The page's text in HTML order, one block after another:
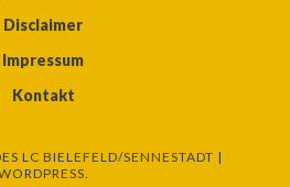
Disclaimer
Impressum
Kontakt
LC BIELEFELD/SENNESTADT |